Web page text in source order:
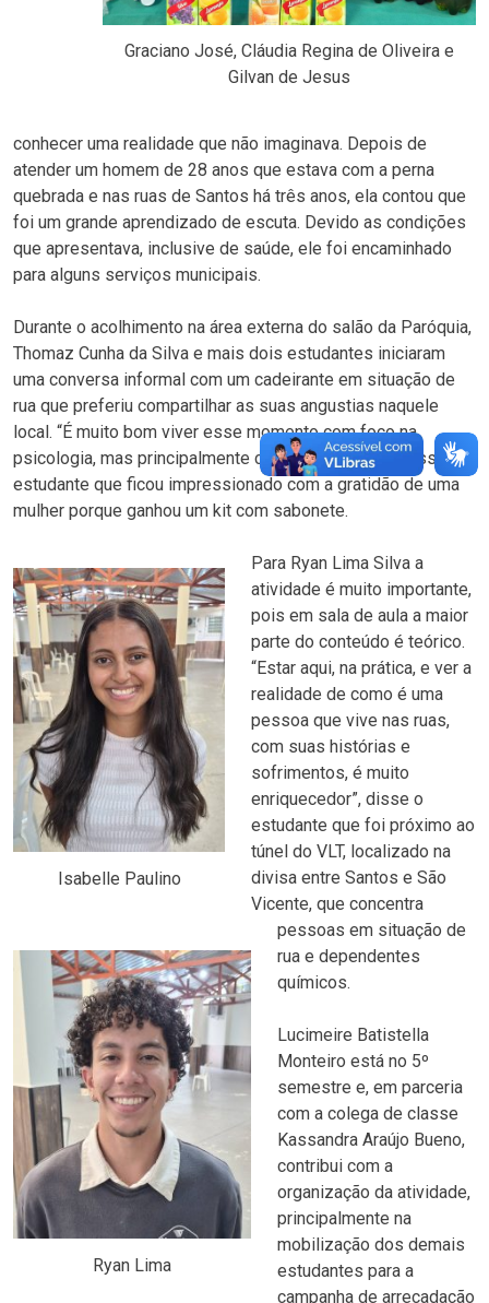
Graciano José, Cláudia Regina de Oliveira e
Gilvan de Jesus
conhecer uma realidade que não imaginava. Depois de
atender um homem de 28 anos que estava com a perna
quebrada e nas ruas de Santos há três anos, ela contou que
foi um grande aprendizado de escuta. Devido as condições
que apresentava, inclusive de saúde, ele foi encaminhado
para alguns serviços municipais.
Durante o acolhimento na área externa do salão da Paróquia,
Thomaz Cunha da Silva e mais dois estudantes iniciaram
uma conversa informal com um cadeirante em situação de
rua que preferiu compartilhar as suas angustias naquele
local. “É muito bom viver esse momento com foco na
psicologia, mas principalmente como ser humano”, disse o
estudante que ficou impressionado com a gratidão de uma
mulher porque ganhou um kit com sabonete.
Isabelle Paulino
Ryan Lima
Para Ryan Lima Silva a
atividade é muito importante,
pois em sala de aula a maior
parte do conteúdo é teórico.
“Estar aqui, na prática, e ver a
realidade de como é uma
pessoa que vive nas ruas,
com suas histórias e
sofrimentos, é muito
enriquecedor”, disse o
estudante que foi próximo ao
túnel do VLT, localizado na
divisa entre Santos e São
Vicente, que concentra
pessoas em situação de
rua e dependentes
químicos.
Lucimeire Batistella
Monteiro está no 5º
semestre e, em parceria
com a colega de classe
Kassandra Araújo Bueno,
contribui com a
organização da atividade,
principalmente na
mobilização dos demais
estudantes para a
campanha de arrecadação